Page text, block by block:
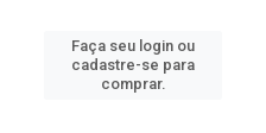
Faça seu login ou
cadastre-se para
comprar.